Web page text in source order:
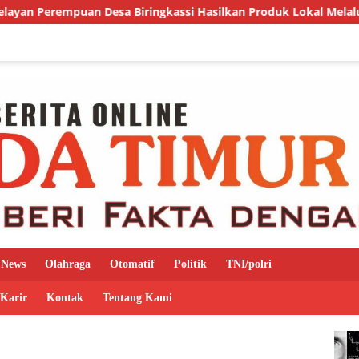
Desa Biringkassi Hasilkan Produk Lokal Melalui Program
News Olahraga Otomatif Politik TNI/polri
Karir Kontak Tentang Kami